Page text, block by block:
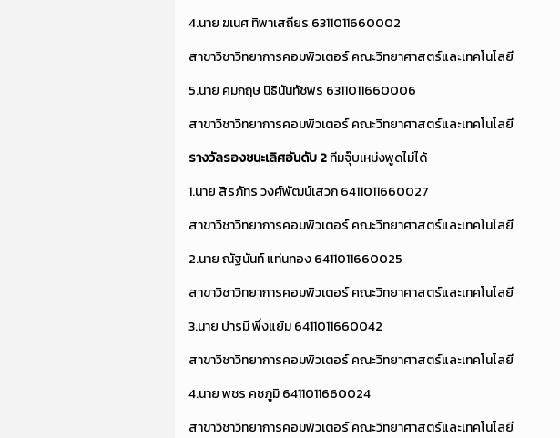
4.นาย ฆเนศ ทิพาเสถียร 6311011660002
สาขาวิชาวิทยาการคอมพิวเตอร์ คณะวิทยาศาสตร์และเทคโนโลยี
5.นาย คมกฤษ นิธินันทัชพร 6311011660006
สาขาวิชาวิทยาการคอมพิวเตอร์ คณะวิทยาศาสตร์และเทคโนโลยี
รางวัลรองชนะเลิศอันดับ2ทีมจุ๊บเหม่งพูดไม่ได้
1.นาย สิรภัทร วงศ์พัฒน์เสวก 6411011660027
สาขาวิชาวิทยาการคอมพิวเตอร์ คณะวิทยาศาสตร์และเทคโนโลยี
2.นาย ณัฐนันท์ แท่นทอง 6411011660025
สาขาวิชาวิทยาการคอมพิวเตอร์ คณะวิทยาศาสตร์และเทคโนโลยี
3.นาย ปารมี พึ่งแย้ม 6411011660042
สาขาวิชาวิทยาการคอมพิวเตอร์ คณะวิทยาศาสตร์และเทคโนโลยี
4.นาย พชร คชภูมิ 6411011660024
สาขาวิชาวิทยาการคอมพิวเตอร์ คณะวิทยาศาสตร์และเทคโนโลยี